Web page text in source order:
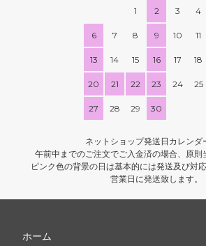
1 2 3 4
6 7 8 9 10 11
13 14 15 16 17 18
20 21 22 23 24 25
27 28 29 30
ネットショップ発送日カレンダ
午前中までのご注文でご入金済の場合、原則
ピンク色の背景の日は基本的には発送及び対
営業日に発送致します。
ホーム